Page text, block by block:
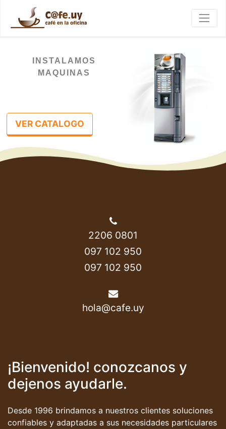
INSTALAMOS
MAQUINAS
VER CATALOGO
2206 0801
097 102 950
097 102 950
hola@cafe.uy
¡Bienvenido! conozcanos y
dejenos ayudarle.
Desde 1996 brindamos a nuestros clientes soluciones
confiables y adaptadas a sus necesidades particulares